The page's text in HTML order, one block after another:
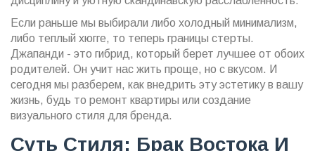
Если раньше мы выбирали либо холодный минимализм,
либо теплый хюгге, то теперь границы стерты.
Джапанди - это гибрид, который берет лучшее от обоих
родителей. Он учит нас жить проще, но с вкусом. И
сегодня мы разберем, как внедрить эту эстетику в вашу
жизнь, будь то ремонт квартиры или создание
визуального стиля для бренда.
Суть Стиля: Брак Востока И